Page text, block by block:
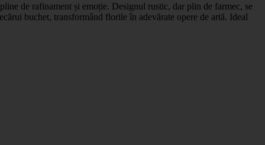
de rafinament și emoție. Designul rustic, dar plin de farmec, se
buchet, transformând florile în adevărate opere de artă. Ideal